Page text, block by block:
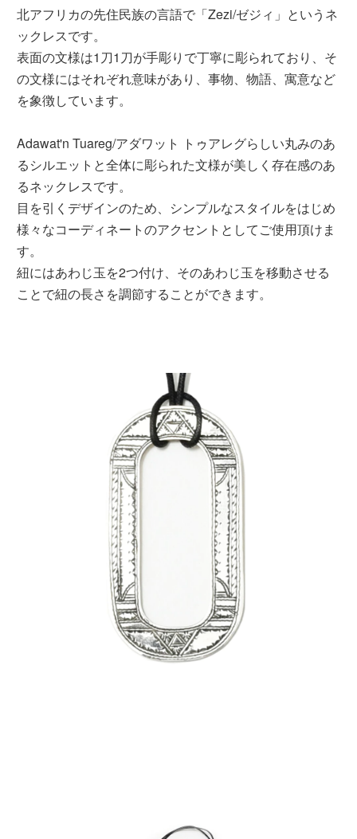
北アフリカの先住民族の言語で「Zezi/ゼジィ」というネ
ックレスです。
表面の文様は1刀1刀が手彫りで丁寧に彫られており、そ
の文様にはそれぞれ意味があり、事物、物語、寓意など
を象徴しています。
Adawat'n Tuareg/アダワット トゥアレグらしい丸みのあ
るシルエットと全体に彫られた文様が美しく存在感のあ
るネックレスです。
目を引くデザインのため、シンプルなスタイルをはじめ
様々なコーディネートのアクセントとしてご使用頂けま
す。
紐にはあわじ玉を2つ付け、そのあわじ玉を移動させる
ことで紐の長さを調節することができます。